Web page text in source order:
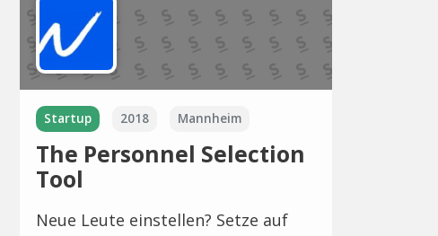
Startup 2018 Mannheim
The Personnel Selection
Tool
Neue Leute einstellen? Setze auf